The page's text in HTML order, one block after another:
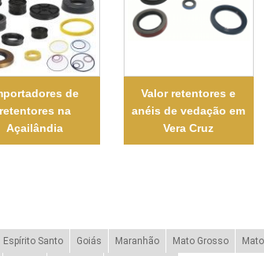
de
na
Açailândia
Valor retentores e
anéis de vedação em
Vera Cruz
Espírito Santo Goiás Maranhão Mato Grosso